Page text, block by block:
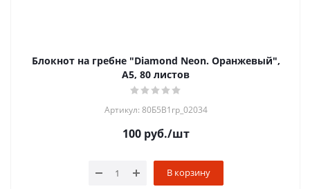
Блокнот на гребне "Diamond Neon. Оранжевый",
А5, 80 листов
Артикул: 80Б5B1гр_02034
100руб./шт
В корзину